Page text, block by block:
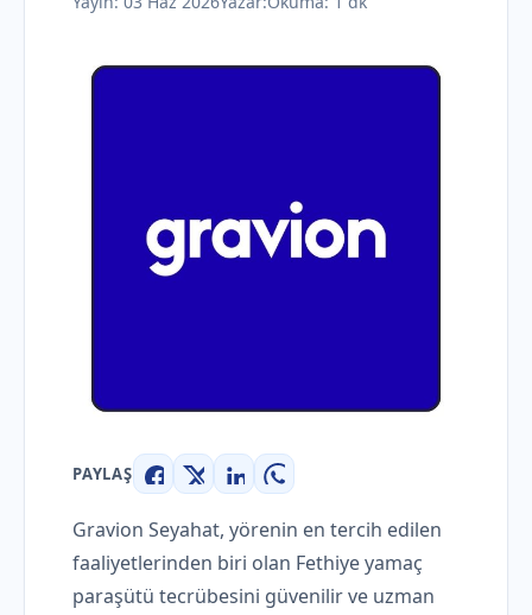
PAYLAŞ
Facebook
X LinkedInWhatsApp
Gravion Seyahat, yörenin en tercih edilen
faaliyetlerinden biri olan Fethiye yamaç
paraşütü tecrübesini güvenilir ve uzman